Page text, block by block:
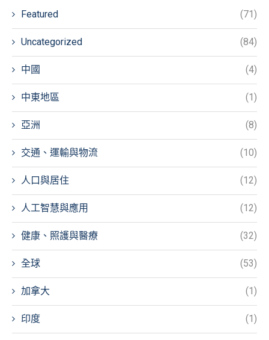
Featured (71)
Uncategorized (84)
中國 (4)
中東地區 (1)
亞洲 (8)
交通、運輸與物流 (10)
人口與居住 (12)
人工智慧與應用 (12)
健康、照護與醫療 (32)
全球 (53)
加拿大 (1)
印度 (1)